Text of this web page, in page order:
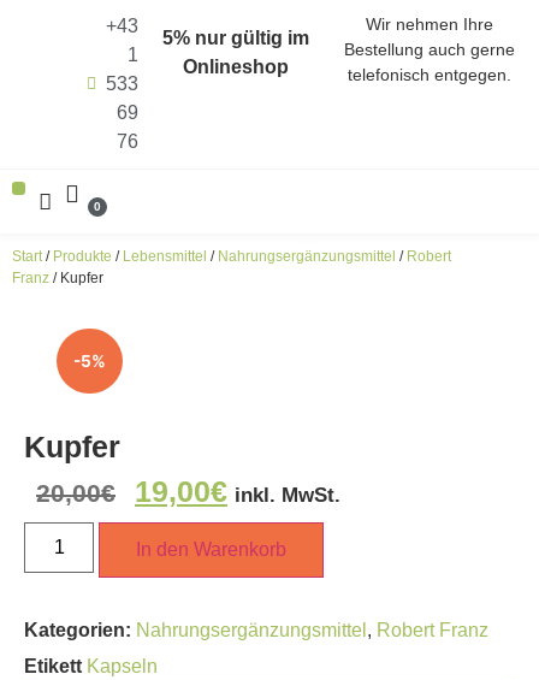
5% nur gültig im
Onlineshop
Wir nehmen Ihre
Bestellung auch gerne
telefonisch entgegen.
+43
1
533
69
76
0
Start/ Produkte / Lebensmittel / Nahrungsergänzungsmittel / Robert
Franz / Kupfer
-5%
Kupfer
20,00€ 19,00€ inkl. MwSt.
In den Warenkorb
Kategorien: Nahrungsergänzungsmittel , Robert Franz
Etikett Kapseln